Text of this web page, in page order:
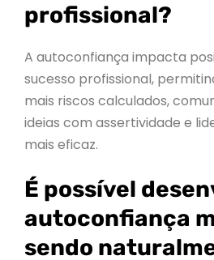
profissional?
A autoconfiança impacta
sucesso profissional,
mais riscos calculados,
ideias com assertividade e
mais eficaz.
É possível
autoconfiança
sendo